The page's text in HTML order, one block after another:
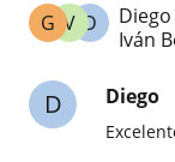
D
V
G
Iván
D Diego